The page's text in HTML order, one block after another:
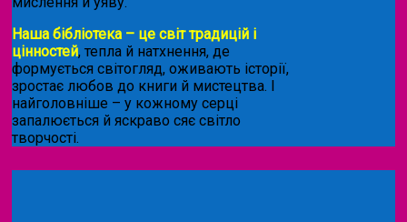
Наша бібліотека – це світ традицій і
цінностей, тепла й натхнення, де
формується світогляд, оживають історії,
зростає любов до книги й мистецтва. І
найголовніше – у кожному серці
запалюється й яскраво сяє світло
творчості.